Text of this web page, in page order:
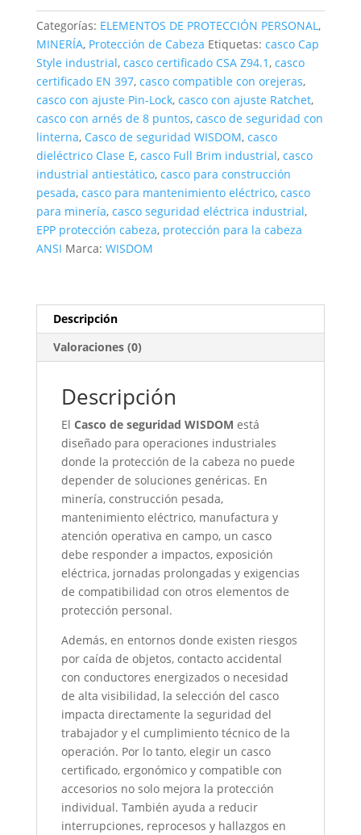
Categorías: ELEMENTOS DE PROTECCIÓN PERSONAL,
MINERÍA, Protección de Cabeza Etiquetas: casco Cap
Style industrial, casco certificado CSA Z94.1, casco
certificado EN 397, casco compatible con orejeras,
casco con ajuste Pin-Lock, casco con ajuste Ratchet,
casco con arnés de 8 puntos, casco de seguridad con
linterna, Casco de seguridad WISDOM, casco
dieléctrico Clase E, casco Full Brim industrial, casco
industrial antiestático, casco para construcción
pesada, casco para mantenimiento eléctrico, casco
para minería, casco seguridad eléctrica industrial,
EPP protección cabeza, protección para la cabeza
ANSI Marca: WISDOM
Descripción
Valoraciones (0)
Descripción
El Casco de seguridad WISDOM está
diseñado para operaciones industriales
donde la protección de la cabeza no puede
depender de soluciones genéricas. En
minería, construcción pesada,
mantenimiento eléctrico, manufactura y
atención operativa en campo, un casco
debe responder a impactos, exposición
eléctrica, jornadas prolongadas y exigencias
de compatibilidad con otros elementos de
protección personal.
Además, en entornos donde existen riesgos
por caída de objetos, contacto accidental
con conductores energizados o necesidad
de alta visibilidad, la selección del casco
impacta directamente la seguridad del
trabajador y el cumplimiento técnico de la
operación. Por lo tanto, elegir un casco
certificado, ergonómico y compatible con
accesorios no solo mejora la protección
individual. También ayuda a reducir
interrupciones, reprocesos y hallazgos en